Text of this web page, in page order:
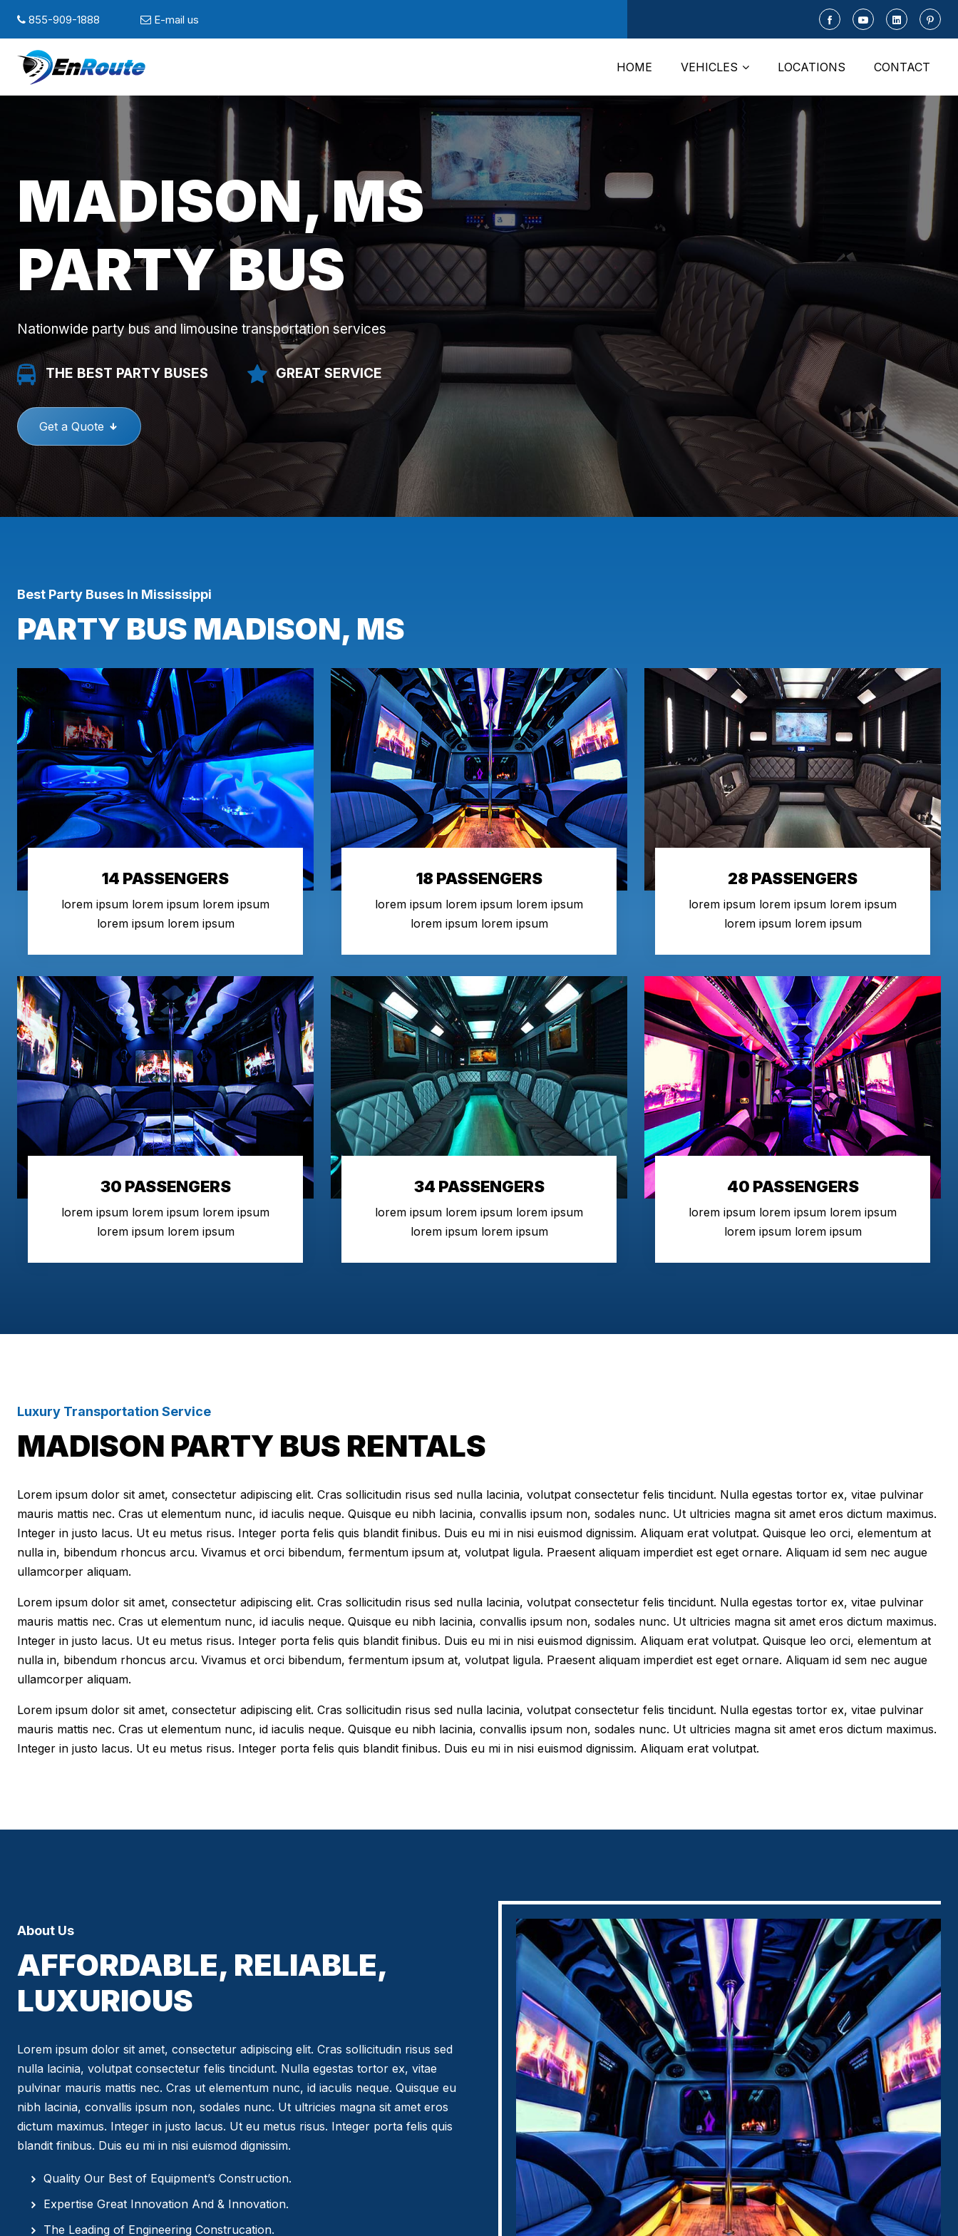
855-909-1888 E-mail us
HOME VEHICLES LOCATIONS CONTACT
MADISON, MS
PARTY BUS
Nationwide party bus and limousine transportation services
THE BEST PARTY BUSES GREAT SERVICE
Get a Quote
Best Party Buses In Mississippi
PARTY BUS MADISON, MS
14 PASSENGERS
lorem ipsum lorem ipsum lorem ipsum
lorem ipsum lorem ipsum
18 PASSENGERS
lorem ipsum lorem ipsum lorem ipsum
lorem ipsum lorem ipsum
28 PASSENGERS
lorem ipsum lorem ipsum lorem ipsum
lorem ipsum lorem ipsum
30 PASSENGERS
lorem ipsum lorem ipsum lorem ipsum
lorem ipsum lorem ipsum
34 PASSENGERS
lorem ipsum lorem ipsum lorem ipsum
lorem ipsum lorem ipsum
40 PASSENGERS
lorem ipsum lorem ipsum lorem ipsum
lorem ipsum lorem ipsum
Luxury Transportation Service
MADISON PARTY BUS RENTALS
Lorem ipsum dolor sit amet, consectetur adipiscing elit. Cras sollicitudin risus sed nulla lacinia, volutpat consectetur felis tincidunt. Nulla egestas tortor ex, vitae pulvinar
mauris mattis nec. Cras ut elementum nunc, id iaculis neque. Quisque eu nibh lacinia, convallis ipsum non, sodales nunc. Ut ultricies magna sit amet eros dictum maximus.
Integer in justo lacus. Ut eu metus risus. Integer porta felis quis blandit finibus. Duis eu mi in nisi euismod dignissim. Aliquam erat volutpat. Quisque leo orci, elementum at
nulla in, bibendum rhoncus arcu. Vivamus et orci bibendum, fermentum ipsum at, volutpat ligula. Praesent aliquam imperdiet est eget ornare. Aliquam id sem nec augue
ullamcorper aliquam.
Lorem ipsum dolor sit amet, consectetur adipiscing elit. Cras sollicitudin risus sed nulla lacinia, volutpat consectetur felis tincidunt. Nulla egestas tortor ex, vitae pulvinar
mauris mattis nec. Cras ut elementum nunc, id iaculis neque. Quisque eu nibh lacinia, convallis ipsum non, sodales nunc. Ut ultricies magna sit amet eros dictum maximus.
Integer in justo lacus. Ut eu metus risus. Integer porta felis quis blandit finibus. Duis eu mi in nisi euismod dignissim. Aliquam erat volutpat. Quisque leo orci, elementum at
nulla in, bibendum rhoncus arcu. Vivamus et orci bibendum, fermentum ipsum at, volutpat ligula. Praesent aliquam imperdiet est eget ornare. Aliquam id sem nec augue
ullamcorper aliquam.
Lorem ipsum dolor sit amet, consectetur adipiscing elit. Cras sollicitudin risus sed nulla lacinia, volutpat consectetur felis tincidunt. Nulla egestas tortor ex, vitae pulvinar
mauris mattis nec. Cras ut elementum nunc, id iaculis neque. Quisque eu nibh lacinia, convallis ipsum non, sodales nunc. Ut ultricies magna sit amet eros dictum maximus.
Integer in justo lacus. Ut eu metus risus. Integer porta felis quis blandit finibus. Duis eu mi in nisi euismod dignissim. Aliquam erat volutpat.
About Us
AFFORDABLE, RELIABLE,
LUXURIOUS
Lorem ipsum dolor sit amet, consectetur adipiscing elit. Cras sollicitudin risus sed
nulla lacinia, volutpat consectetur felis tincidunt. Nulla egestas tortor ex, vitae
pulvinar mauris mattis nec. Cras ut elementum nunc, id iaculis neque. Quisque eu
nibh lacinia, convallis ipsum non, sodales nunc. Ut ultricies magna sit amet eros
dictum maximus. Integer in justo lacus. Ut eu metus risus. Integer porta felis quis
blandit finibus. Duis eu mi in nisi euismod dignissim.
Quality Our Best of Equipment’s Construction.
Expertise Great Innovation And & Innovation.
The Leading of Engineering Construcation.